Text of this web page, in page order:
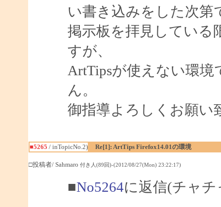
い書き込みをした次第
掲示板を拝見している
すが、
ArtTipsが使えない環
ん。
御指導よろしくお願い
■5265 / inTopicNo.2) Re[1]: ArtTips Firefox14.01の環境
□投稿者/ Sahmaro 付き人(89回)-(2012/08/27(Mon) 23:22:17)
■No5264に返信(チャ